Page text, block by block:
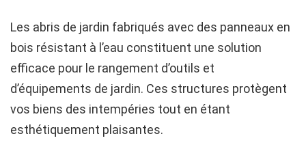
Les abris de jardin fabriqués avec des panneaux en
bois résistant à l’eau constituent une solution
efficace pour le rangement d’outils et
d’équipements de jardin. Ces structures protègent
vos biens des intempéries tout en étant
esthétiquement plaisantes.